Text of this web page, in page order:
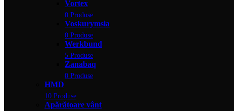
Vortex
0 Produse
Voskurymsia
0 Produse
Werkbund
5 Produse
Zanabaq
0 Produse
HMD
10 Produse
Apărătoare vânt